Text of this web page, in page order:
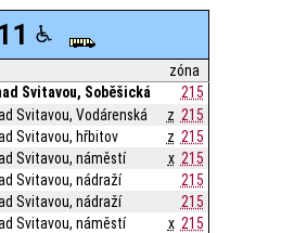
zóna
Svitavou, Soběšická
215
Svitavou, Vodárenská z 215
Svitavou, hřbitov z 215
Svitavou, náměstí x 215
Svitavou, nádraží
215
Svitavou, nádraží
215
Svitavou, náměstí x 215